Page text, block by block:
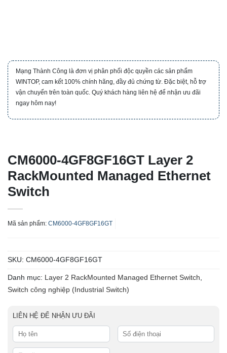
Mạng Thành Công là đơn vị phân phối độc quyền các sản phẩm
WINTOP, cam kết 100% chính hãng, đầy đủ chứng từ. Đặc biệt, hỗ trợ
vận chuyển trên toàn quốc. Quý khách hàng liên hệ để nhận ưu đãi
ngay hôm nay!
CM6000-4GF8GF16GT Layer 2
RackMounted Managed Ethernet
Switch
Mã sản phẩm: CM6000-4GF8GF16GT
SKU: CM6000-4GF8GF16GT
Danh mục: Layer 2 RackMounted Managed Ethernet Switch,
Switch công nghiệp (Industrial Switch)
LIÊN HỆ ĐỂ NHẬN ƯU ĐÃI